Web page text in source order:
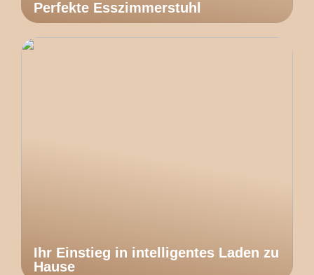
Perfekte Esszimmerstuhl
Ihr Einstieg in intelligentes Laden zu
Hause